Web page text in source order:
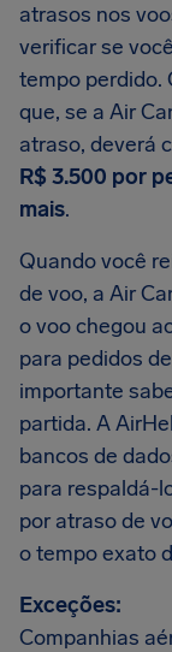
atrasos nos
verificar se
tempo perdido.
que, se a Air
atraso, deverá
R$ 3.500 por
mais.
Quando você
de voo, a Air
o voo chegou
para pedidos
importante
partida. A
bancos de
para respaldá-
por atraso de
o tempo exato
Exceções:
Companhias